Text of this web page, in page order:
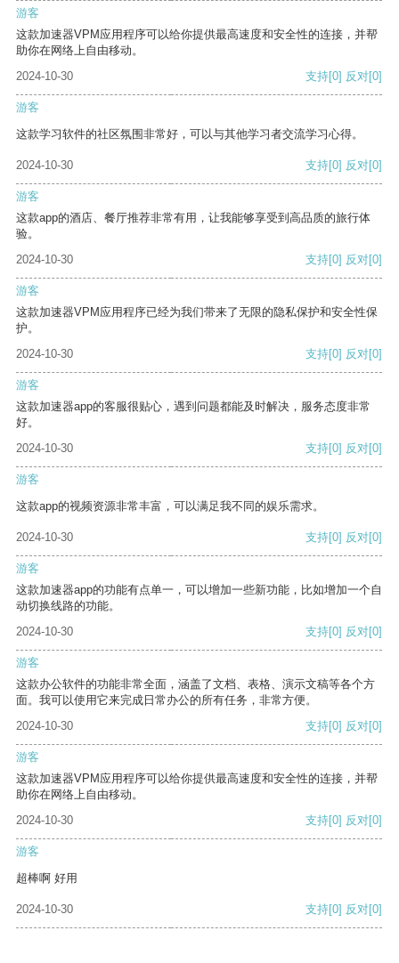
游客
这款加速器VPM应用程序可以给你提供最高速度和安全性的连接，并帮
助你在网络上自由移动。
2024-10-30
支持[0] 反对[0]
游客
这款学习软件的社区氛围非常好，可以与其他学习者交流学习心得。
2024-10-30 支持[0] 反对[0]
游客
这款app的酒店、餐厅推荐非常有用，让我能够享受到高品质的旅行体
验。
2024-10-30
支持[0] 反对[0]
游客
这款加速器VPM应用程序已经为我们带来了无限的隐私保护和安全性保
护。
2024-10-30
支持[0] 反对[0]
游客
这款加速器app的客服很贴心，遇到问题都能及时解决，服务态度非常
好。
2024-10-30
支持[0] 反对[0]
游客
这款app的视频资源非常丰富，可以满足我不同的娱乐需求。
2024-10-30 支持[0] 反对[0]
游客
这款加速器app的功能有点单一，可以增加一些新功能，比如增加一个自
动切换线路的功能。
2024-10-30
支持[0] 反对[0]
游客
这款办公软件的功能非常全面，涵盖了文档、表格、演示文稿等各个方
面。我可以使用它来完成日常办公的所有任务，非常方便。
2024-10-30
支持[0] 反对[0]
游客
这款加速器VPM应用程序可以给你提供最高速度和安全性的连接，并帮
助你在网络上自由移动。
2024-10-30
支持[0] 反对[0]
游客
超棒啊 好用
2024-10-30 支持[0] 反对[0]